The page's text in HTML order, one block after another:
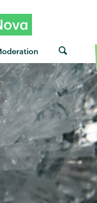
von M83 · "Midnight